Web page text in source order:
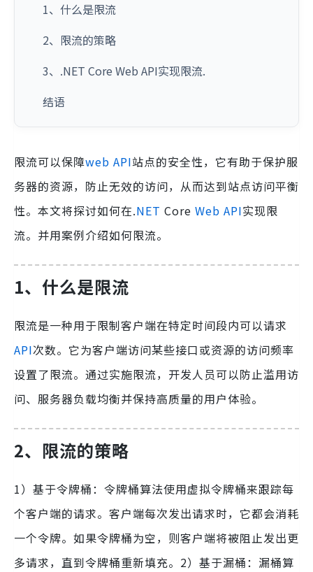
1、什么是限流
2、限流的策略
3、.NET Core Web API实现限流.
结语
限流可以保障web API站点的安全性，它有助于保护服
务器的资源，防止无效的访问，从而达到站点访问平衡
性。本文将探讨如何在.NET Core Web API实现限
流。并用案例介绍如何限流。
1、什么是限流
限流是一种用于限制客户端在特定时间段内可以请求
API次数。它为客户端访问某些接口或资源的访问频率
设置了限流。通过实施限流，开发人员可以防止滥用访
问、服务器负载均衡并保持高质量的用户体验。
2、限流的策略
1）基于令牌桶：令牌桶算法使用虚拟令牌桶来跟踪每
个客户端的请求。客户端每次发出请求时，它都会消耗
一个令牌。如果令牌桶为空，则客户端将被阻止发出更
多请求，直到令牌桶重新填充。2）基于漏桶：漏桶算